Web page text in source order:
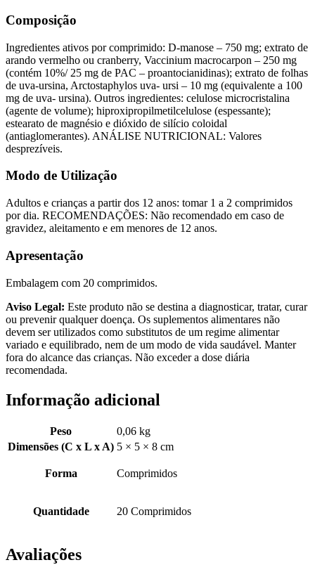
Composição
Ingredientes ativos por comprimido: D-manose – 750 mg; extrato de
arando vermelho ou cranberry, Vaccinium macrocarpon – 250 mg
(contém 10%/ 25 mg de PAC – proantocianidinas); extrato de folhas
de uva-ursina, Arctostaphylos uva- ursi – 10 mg (equivalente a 100
mg de uva- ursina). Outros ingredientes: celulose microcristalina
(agente de volume); hiproxipropilmetilcelulose (espessante);
estearato de magnésio e dióxido de silício coloidal
(antiaglomerantes). ANÁLISE NUTRICIONAL: Valores
desprezíveis.
Modo de Utilização
Adultos e crianças a partir dos 12 anos: tomar 1 a 2 comprimidos
por dia. RECOMENDAÇÕES: Não recomendado em caso de
gravidez, aleitamento e em menores de 12 anos.
Apresentação
Embalagem com 20 comprimidos.
Aviso Legal: Este produto não se destina a diagnosticar, tratar, curar
ou prevenir qualquer doença. Os suplementos alimentares não
devem ser utilizados como substitutos de um regime alimentar
variado e equilibrado, nem de um modo de vida saudável. Manter
fora do alcance das crianças. Não exceder a dose diária
recomendada.
Informação adicional
Peso
0,06 kg
Dimensões (C x L x A) 5 × 5 × 8 cm
Forma Comprimidos
Quantidade 20 Comprimidos
Avaliações